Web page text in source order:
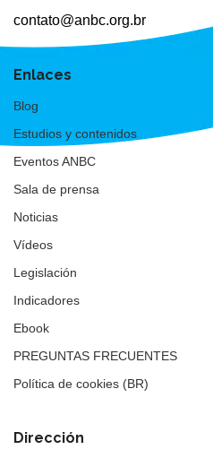
contato@anbc.org.br
Enlaces
Blog
Estudios y contenidos
Eventos ANBC
Sala de prensa
Noticias
Vídeos
Legislación
Indicadores
Ebook
PREGUNTAS FRECUENTES
Política de cookies (BR)
Dirección